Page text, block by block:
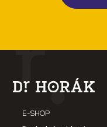
E-SHOP